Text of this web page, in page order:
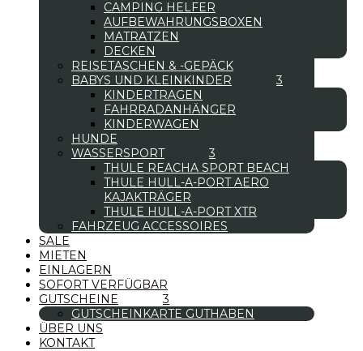
CAMPING HELFER
AUFBEWAHRUNGSBOXEN
MATRATZEN
DECKEN
REISETASCHEN & -GEPÄCK
BABYS UND KLEINKINDER
KINDERTRAGEN
FAHRRADANHÄNGER
KINDERWAGEN
HUNDE
WASSERSPORT
THULE REACHA SPORT BEACH
THULE HULL-A-PORT AERO
KAJAKTRÄGER
THULE HULL-A-PORT XTR
FAHRZEUG ACCESSOIRES
SALE
MIETEN
EINLAGERN
SOFORT VERFÜGBAR
GUTSCHEINE
GUTSCHEINKARTE GUTHABEN
ÜBER UNS
KONTAKT